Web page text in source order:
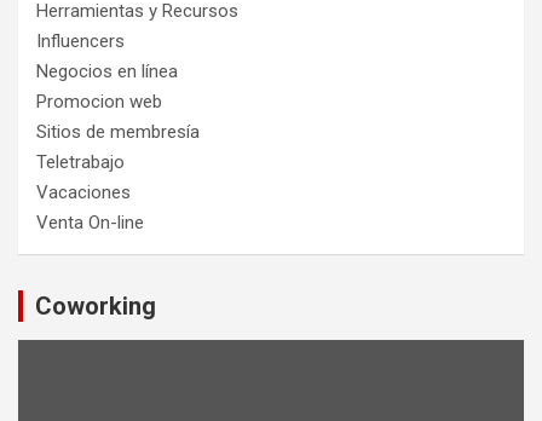
Herramientas y Recursos
Influencers
Negocios en línea
Promocion web
Sitios de membresía
Teletrabajo
Vacaciones
Venta On-line
Coworking